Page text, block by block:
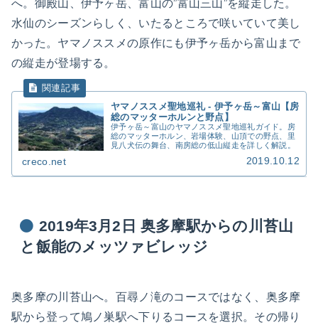
へ。御殿山、伊予ヶ岳、富山の”富山三山”を縦走した。
水仙のシーズンらしく、いたるところで咲いていて美し
かった。ヤマノススメの原作にも伊予ヶ岳から富山まで
の縦走が登場する。
ヤマノススメ聖地巡礼 - 伊予ヶ岳～富山【房
総のマッターホルンと野点】
伊予ヶ岳～富山のヤマノススメ聖地巡礼ガイド。房
総のマッターホルン、岩場体験、山頂での野点、里
見八犬伝の舞台、南房総の低山縦走を詳しく解説。
creco.net 2019.10.12
2019年3月2日 奥多摩駅からの川苔山
と飯能のメッツァビレッジ
奥多摩の川苔山へ。百尋ノ滝のコースではなく、奥多摩
駅から登って鳩ノ巣駅へ下りるコースを選択。その帰り